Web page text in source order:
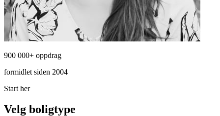
900 000+ oppdrag
formidlet siden 2004
Start her
Velg boligtype